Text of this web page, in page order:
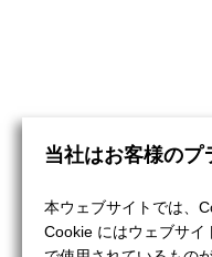
当社はお客様のプ
本ウェブサイトでは、
Cookie にはウェブサイ